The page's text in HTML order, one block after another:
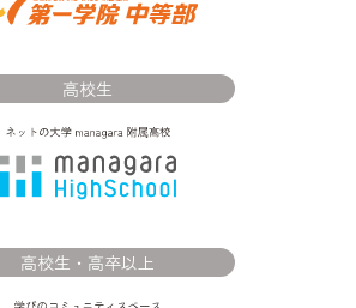
高校生
高校生・高卒以上